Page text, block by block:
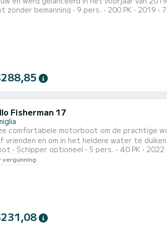
zonnedek met kussens om te ontspannen onder de zon. De bijboot
zonder bemanning 9 pers. 200 PK 2019
Fisherman 17
comfortabele motorboot om de prachtige
om in het heldere water te duiken! De Marinello is ongeveer zes meter lang en biedt plaats aan maximaal
mensen aan boord om een comfortabel
rijpositie en een comfortabele bank aan
Schipper optioneel 5 pers. 40 PK 2022
vergunning